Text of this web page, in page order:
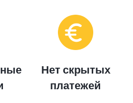
Нет скрытых
платежей